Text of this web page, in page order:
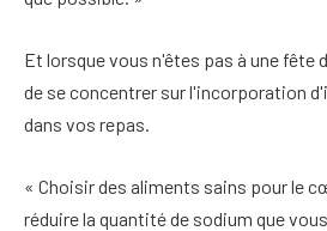
Et lorsque vous n'êtes pas à une fête
de se concentrer sur l'incorporation
dans vos repas.
« Choisir des aliments sains pour le
réduire la quantité de sodium que